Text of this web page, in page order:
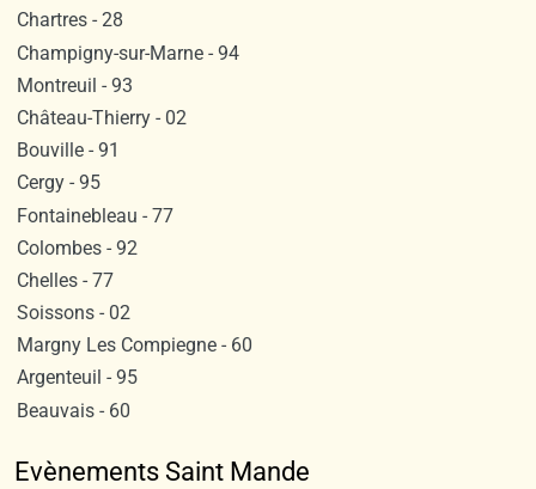
Chartres - 28
Champigny-sur-Marne - 94
Montreuil - 93
Château-Thierry - 02
Bouville - 91
Cergy - 95
Fontainebleau - 77
Colombes - 92
Chelles - 77
Soissons - 02
Margny Les Compiegne - 60
Argenteuil - 95
Beauvais - 60
Evènements Saint Mande